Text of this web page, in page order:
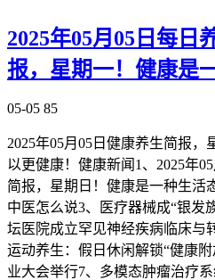
2025年05月05日每日
报，星期一！健康是
05-05 85
2025年05月05日健康养生简报
以更健康！健康新闻1、2025年
简报，星期日！健康是一种生活
中医怎么说3、医疗器械成“银发
坛医院成立罕见神经疾病临床与
运动养生：假日休闲解锁“健康
业大会举行7、多模态肿瘤治疗